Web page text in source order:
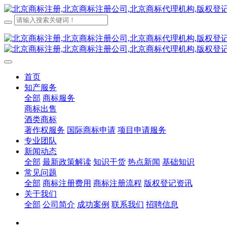
首页
知产服务
全部 商标服务
商标出售
酒类商标
著作权服务 国际商标申请 项目申请服务
专业团队
新闻动态
全部 最新政策解读 知识干货 热点新闻 基础知识
常见问题
全部 商标注册费用 商标注册流程 版权登记资讯
关于我们
全部 公司简介 成功案例 联系我们 招聘信息